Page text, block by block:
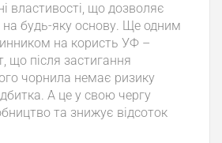
властивості, що дозволяє
будь-яку основу. Ще одним
на користь УФ –
що після застигання
чорнила немає ризику
А це у свою чергу
та знижує відсоток